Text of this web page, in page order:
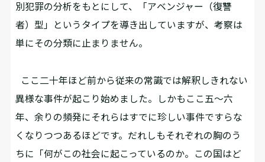
別犯罪の分析をもとにして、「アベンジャー（復讐
者）型」というタイプを導き出していますが、考察は
単にその分類に止まりません。
ここ二十年ほど前から従来の常識では解釈しきれない
異様な事件が起こり始めました。しかもここ五～六
年、余りの頻発にそれらはすでに珍しい事件ですらな
くなりつつあるほどです。だれしもそれぞれの胸のう
ちに「何がこの社会に起こっているのか。この国はど